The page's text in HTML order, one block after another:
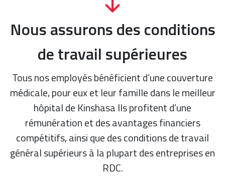
Nous assurons des conditions
de travail supérieures
Tous nos employés bénéficient d’une couverture
médicale, pour eux et leur famille dans le meilleur
hôpital de Kinshasa Ils profitent d’une
rémunération et des avantages financiers
compétitifs, ainsi que des conditions de travail
général supérieurs à la plupart des entreprises en
RDC.